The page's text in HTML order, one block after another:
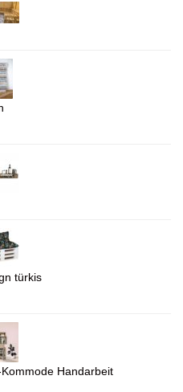
türkis
Handarbeit